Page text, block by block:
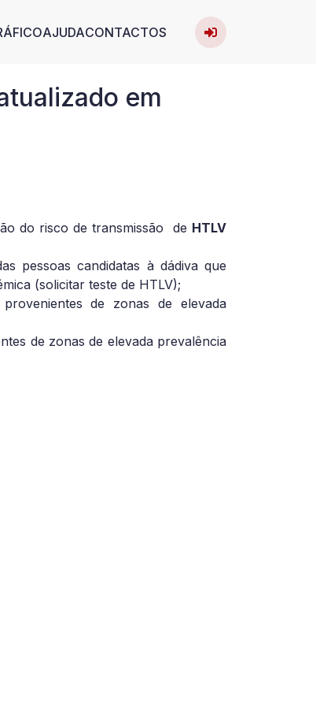
AJUDACONTACTOS User
Entrar
em
do risco de transmissão de HTLV
pessoas candidatas à dádiva que
(solicitar teste de HTLV);
de zonas de elevada
de zonas de elevada prevalência